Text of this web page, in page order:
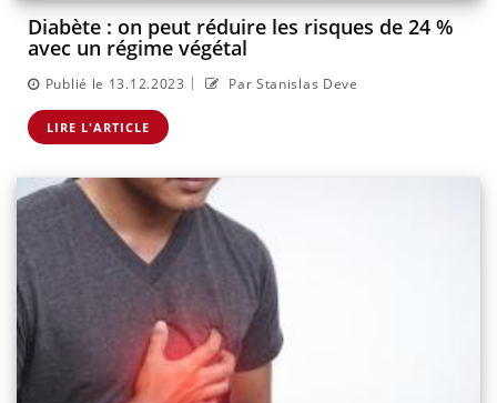
Diabète : on peut réduire les risques de 24 %
avec un régime végétal
Publié le 13.12.2023 | Par Stanislas Deve
LIRE L'ARTICLE